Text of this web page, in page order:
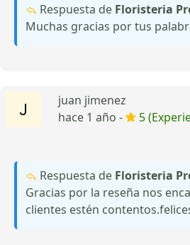
Respuesta de Floristeria
Muchas gracias por tus
juan jimenez
hace 1 año -
5
Respuesta de Floristeria
Gracias por la reseña nos
clientes estén